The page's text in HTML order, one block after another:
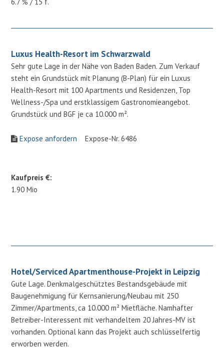
Luxus Health-Resort im Schwarzwald
Sehr gute Lage in der Nähe von Baden Baden. Zum Verkauf
steht ein Grundstück mit Planung (B-Plan) für ein Luxus
Health-Resort mit 100 Apartments und Residenzen, Top
Wellness-/Spa und erstklassigem Gastronomieangebot.
Grundstück und BGF je ca 10.000 m².
Expose anfordern Expose-Nr. 6486
Kaufpreis €:
1.90 Mio
Hotel/Serviced Apartmenthouse-Projekt in Leipzig
Gute Lage. Denkmalgeschütztes Bestandsgebäude mit
Baugenehmigung für Kernsanierung/Neubau mit 250
Zimmer/Apartments, ca 10.000 m² Mietfläche. Namhafter
Betreiber-Interessent mit verhandeltem 20 Jahres-MV ist
vorhanden. Optional kann das Projekt auch schlüsselfertig
erworben werden.